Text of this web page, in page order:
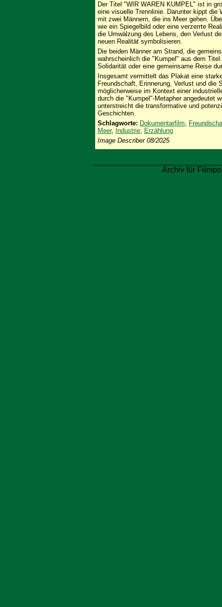
Der Titel "WIR WAREN KUMPEL" ist in
eine visuelle Trennlinie. Darunter kippt die
mit zwei Männern, die ins Meer gehen.
wie ein Spiegelbild oder eine verzerrte
die Umwälzung des Lebens, den Verlust
neuen Realität symbolisieren.
Die beiden Männer am Strand, die
wahrscheinlich die "Kumpel" aus dem
Solidarität oder eine gemeinsame Reise
Insgesamt vermittelt das Plakat eine
Freundschaft, Erinnerung, Verlust und die
möglicherweise im Kontext einer
durch die "Kumpel"-Metapher angedeutet
unterstreicht die transformative und
Geschichten.
Schlagworte: Dokumentarfilm,
Meer, Industrie, Erzählung
Image Describer 08/2025
Archiv für